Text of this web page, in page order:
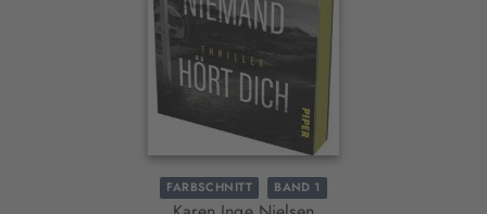
FARBSCHNITT BAND 1